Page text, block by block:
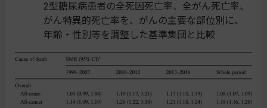
2型糖尿病患者の全死因死亡率、全がん死亡率、
がん特異的死亡率を、がんの主要な部位別に、
年齢・性別等を調整した基準集団と比較